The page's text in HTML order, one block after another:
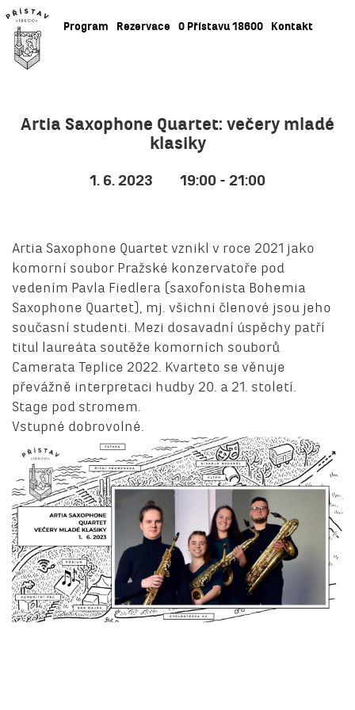
Program Rezervace O Přístavu 18600 Kontakt
Artia Saxophone Quartet: večery mladé
klasiky
1. 6. 2023 19:00 - 21:00
Artia Saxophone Quartet vznikl v roce 2021 jako
komorní soubor Pražské konzervatoře pod
vedením Pavla Fiedlera (saxofonista Bohemia
Saxophone Quartet), mj. všichni členové jsou jeho
současní studenti. Mezi dosavadní úspěchy patří
titul laureáta soutěže komorních souborů
Camerata Teplice 2022. Kvarteto se věnuje
převážně interpretaci hudby 20. a 21. století.
Stage pod stromem.
Vstupné dobrovolné.